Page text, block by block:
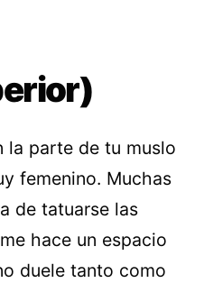
la parte de tu muslo
femenino. Muchas
de tatuarse las
hace un espacio
duele tanto como